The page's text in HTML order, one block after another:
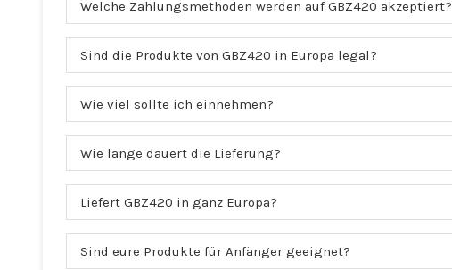
Welche Zahlungsmethoden werden auf GBZ420 akzeptiert?
Sind die Produkte von GBZ420 in Europa legal?
Wie viel sollte ich einnehmen?
Wie lange dauert die Lieferung?
Liefert GBZ420 in ganz Europa?
Sind eure Produkte für Anfänger geeignet?